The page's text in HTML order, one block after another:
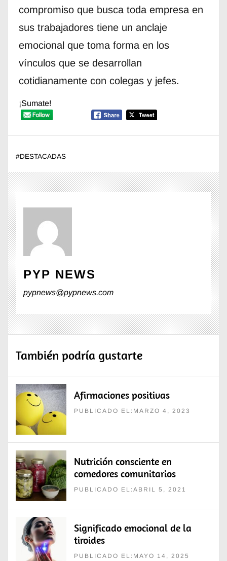
compromiso que busca toda empresa en
sus trabajadores tiene un anclaje
emocional que toma forma en los
vínculos que se desarrollan
cotidianamente con colegas y jefes.
¡Sumate!
#DESTACADAS
PYP NEWS
pypnews@pypnews.com
También podría gustarte
Afirmaciones positivas
PUBLICADO EL:MARZO 4, 2023
Nutrición consciente en
comedores comunitarios
PUBLICADO EL:ABRIL 5, 2021
Significado emocional de la
tiroides
PUBLICADO EL:MAYO 14, 2025